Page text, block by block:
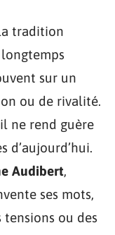
tradition
sur un
ou de rivalité.
ne rend guère
d’aujourd’hui.
Audibert,
ses mots,
tensions ou des